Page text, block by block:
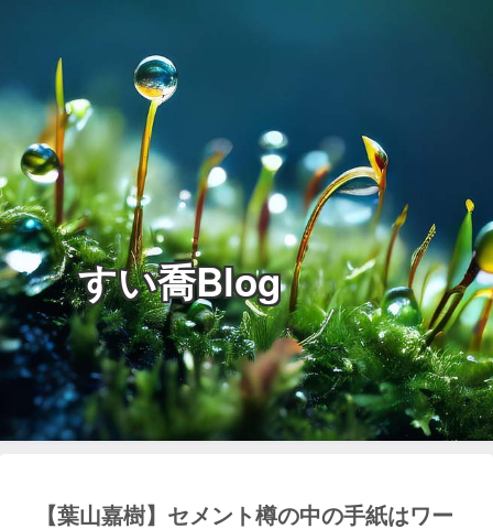
すい喬Blog
【葉山嘉樹】セメント樽の中の手紙はワー